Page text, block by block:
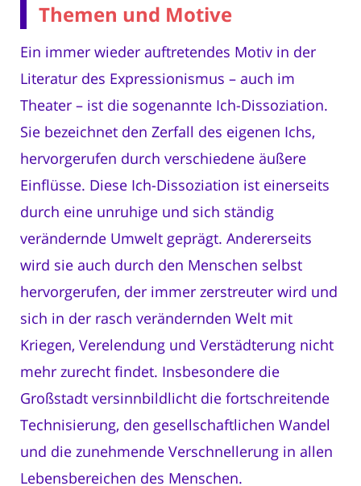
Themen und Motive
Ein immer wieder auftretendes Motiv in der
Literatur des Expressionismus – auch im
Theater – ist die sogenannte Ich-Dissoziation.
Sie bezeichnet den Zerfall des eigenen Ichs,
hervorgerufen durch verschiedene äußere
Einflüsse. Diese Ich-Dissoziation ist einerseits
durch eine unruhige und sich ständig
verändernde Umwelt geprägt. Andererseits
wird sie auch durch den Menschen selbst
hervorgerufen, der immer zerstreuter wird und
sich in der rasch verändernden Welt mit
Kriegen, Verelendung und Verstädterung nicht
mehr zurecht findet. Insbesondere die
Großstadt versinnbildlicht die fortschreitende
Technisierung, den gesellschaftlichen Wandel
und die zunehmende Verschnellerung in allen
Lebensbereichen des Menschen.